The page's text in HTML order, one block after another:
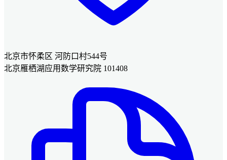
北京市怀柔区 河防口村544号
北京雁栖湖应用数学研究院 101408